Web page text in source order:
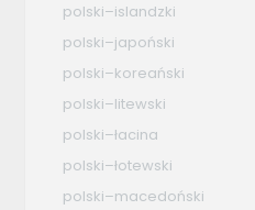
polski–islandzki
polski–japoński
polski–koreański
polski–litewski
polski–łacina
polski–łotewski
polski–macedoński